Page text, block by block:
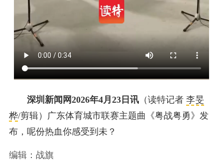
深圳新闻网2026年4月23日讯（读特记者 李旻
桦/剪辑）广东体育城市联赛主题曲《粤战粤勇》发
布，呢份热血你感受到未？
编辑：战旗